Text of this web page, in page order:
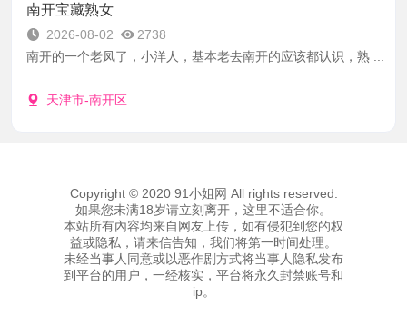
南开宝藏熟女
2026-08-02
2738
南开的一个老凤了，小洋人，基本老去南开的应该都认识，熟 ...
天津市-南开区
Copyright © 2020 91小姐网 All rights reserved.
如果您未满18岁请立刻离开，这里不适合你。
本站所有內容均来自网友上传，如有侵犯到您的权
益或隐私，请来信告知，我们将第一时间处理。
未经当事人同意或以恶作剧方式将当事人隐私发布
到平台的用户，一经核实，平台将永久封禁账号和
ip。